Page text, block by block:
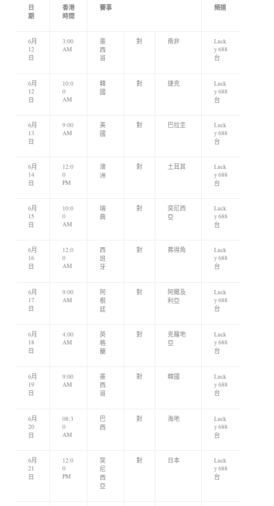
日
期
香港
時間
賽事 頻道
6月
12
日
3:00
AM
墨
西
哥
對 南非
Luck
y 688
台
6月
12
日
10:0
0
AM
韓
國
對 捷克
Luck
y 688
台
6月
13
日
9:00
AM
美
國
對 巴拉圭
Luck
y 688
台
6月
14
日
12:0
0
PM
澳
洲
對 土耳其
Luck
y 688
台
6月
15
日
10:0
0
AM
瑞
典
對
突尼西
亞
Luck
y 688
台
6月
16
日
12:0
0
AM
西
班
牙
對 弗得角
Luck
y 688
台
6月
17
日
9:00
AM
阿
根
廷
對
阿爾及
利亞
Luck
y 688
台
6月
18
日
4:00
AM
英
格
蘭
對
克羅地
亞
Luck
y 688
台
6月
19
日
9:00
AM
墨
西
哥
對 韓國
Luck
y 688
台
6月
20
日
08:3
0
AM
巴
西
對 海地
Luck
y 688
台
6月
21
日
12:0
0
PM
突
尼
西
亞
對 日本
Luck
y 688
台